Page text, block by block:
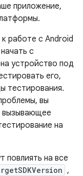
приложение,
работе с Android
с
устройство под
его,
тестирования.
вы
вызывающее
на
повлиять на все
,